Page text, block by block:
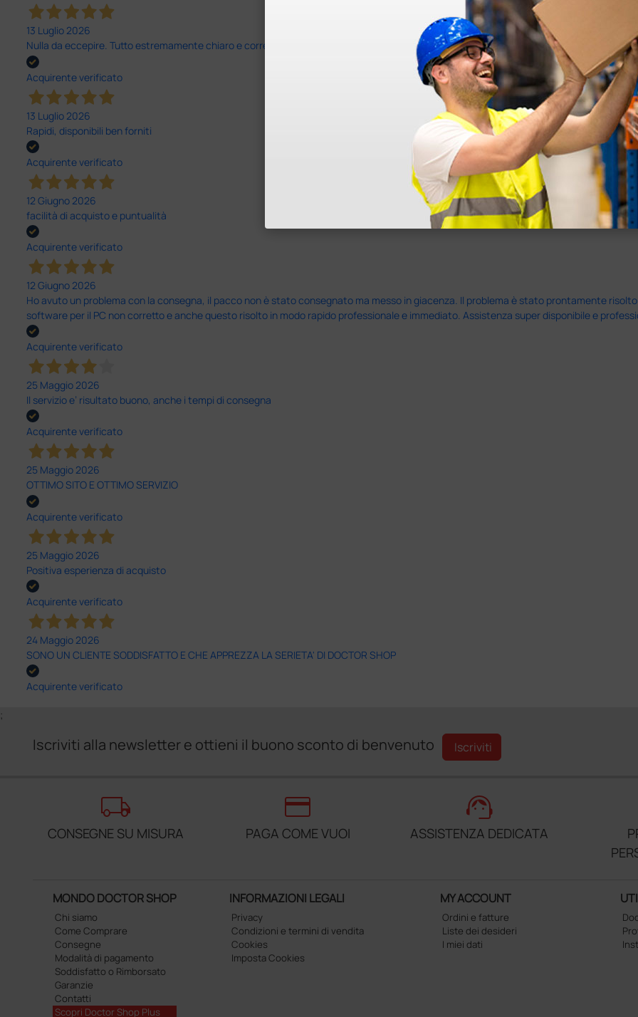
13 Luglio 2026
Nulla da eccepire. Tutto estremamente chiaro e corretto, dall’ordine alla consegna.
Acquirente verificato
13 Luglio 2026
Rapidi, disponibili ben forniti
Acquirente verificato
12 Giugno 2026
facilità di acquisto e puntualità
Acquirente verificato
12 Giugno 2026
Ho avuto un problema con la consegna, il pacco non è stato consegnato ma messo in giacenza. Il problema è stato prontamente
software per il PC non corretto e anche questo risolto in modo rapido professionale e immediato. Assistenza super disponibile e
Acquirente verificato
25 Maggio 2026
Il servizio e’ risultato buono, anche i tempi di consegna
Acquirente verificato
25 Maggio 2026
OTTIMO SITO E OTTIMO SERVIZIO
Acquirente verificato
25 Maggio 2026
Positiva esperienza di acquisto
Acquirente verificato
24 Maggio 2026
SONO UN CLIENTE SODDISFATTO E CHE APPREZZA LA SERIETA' DI DOCTOR SHOP
Acquirente verificato
;
Iscriviti alla newsletter e ottieni il buono sconto di benvenuto Iscriviti
local_shipping
CONSEGNE SU MISURA
credit_card
PAGA COME VUOI
support_agent
ASSISTENZA DEDICATA
MONDO DOCTOR SHOP
Chi siamo
Come Comprare
Consegne
Modalità di pagamento
Soddisfatto o Rimborsato
Garanzie
Contatti
Scopri Doctor Shop Plus
INFORMAZIONI LEGALI
Privacy
Condizioni e termini di vendita
Cookies
Imposta Cookies
MY ACCOUNT
Ordini e fatture
Liste dei desideri
I miei dati